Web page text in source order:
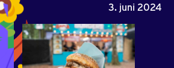
3. juni 2024